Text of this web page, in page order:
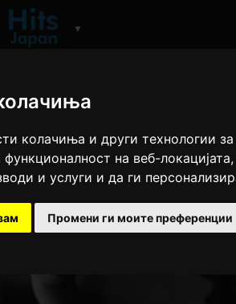
колачиња и други технологии
на веб-локацијата
и услуги и да ги
Промени ги моите преференции
▼